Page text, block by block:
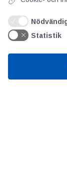
Statistik